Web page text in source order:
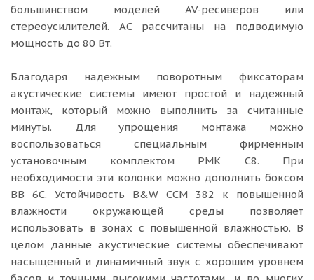
большинством моделей AV-ресиверов или
стереоусилителей. АС рассчитаны на подводимую
мощность до 80 Вт.
Благодаря надежным поворотным фиксаторам
акустические системы имеют простой и надежный
монтаж, который можно выполнить за считанные
минуты. Для упрощения монтажа можно
воспользоваться специальным фирменным
установочным комплектом PMK C8. При
необходимости эти колонки можно дополнить боксом
BB 6C. Устойчивость B&W CCM 382 к повышенной
влажности окружающей среды позволяет
использовать в зонах с повышенной влажностью. В
целом данные акустические системы обеспечивают
насыщенный и динамичный звук с хорошим уровнем